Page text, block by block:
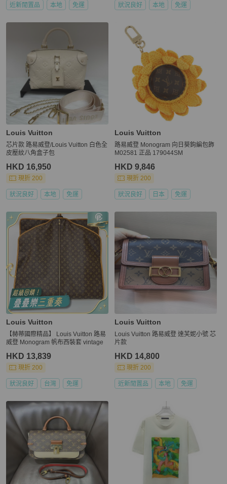
近新閒置品 本地 免運 狀況良好 本地 免運
Louis Vuitton
芯片款 路易威登/Louis Vuitton 白色全
皮壓紋八角盒子包
HKD 16,950
現折 200
狀況良好 本地 免運
Louis Vuitton
路易威登 Monogram 向日葵鉤編包飾
M02581 正品 179044SM
HKD 9,846
現折 200
狀況良好 日本 免運
Louis Vuitton
【赫蒂國際精品】 Louis Vuitton 路易
威登 Monogram 帆布西裝套 vintage
HKD 13,839
現折 200
狀況良好 台灣 免運
Louis Vuitton
Louis Vuitton 路易威登 達芙妮小號 芯
片款
HKD 14,800
現折 200
近新閒置品 本地 免運